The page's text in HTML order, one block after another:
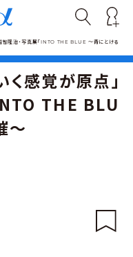
智隆治・写真展「INTO THE BLUE ～青にとける
く感覚が原点」
THE BLU
～